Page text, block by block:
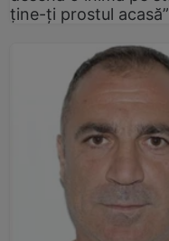
ține-ți prostul acasă”